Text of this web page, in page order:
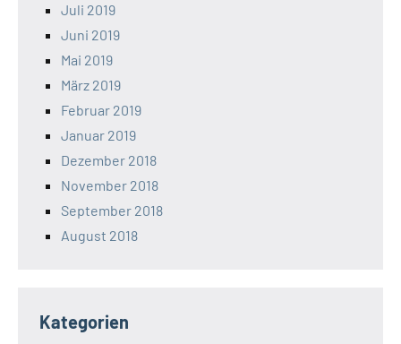
Juli 2019
Juni 2019
Mai 2019
März 2019
Februar 2019
Januar 2019
Dezember 2018
November 2018
September 2018
August 2018
Kategorien